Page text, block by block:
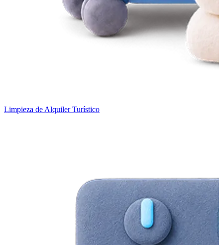
Limpieza de Alquiler Turístico